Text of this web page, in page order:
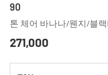
90
톤 체어 바나나/웬지/블랙
271,000